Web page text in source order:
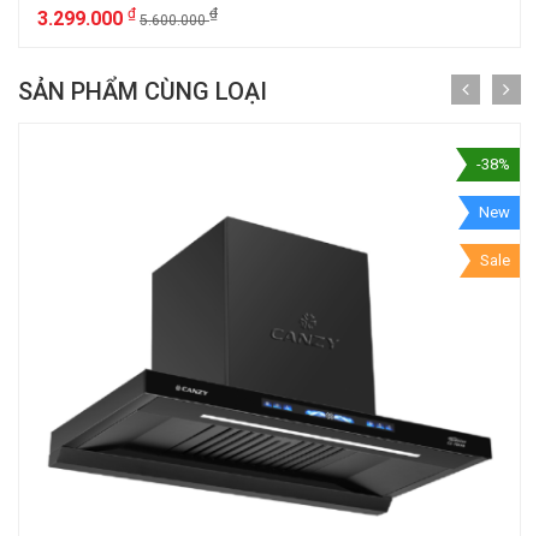
3.299.000 ₫ 5.600.000₫
SẢN PHẨM CÙNG LOẠI
-38%
New
Sale